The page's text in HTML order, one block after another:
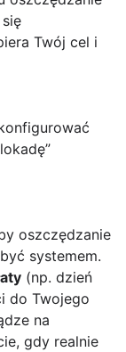
Twój cel i
oszczędzanie
systemem.
(np. dzień
do Twojego
na
gdy realnie